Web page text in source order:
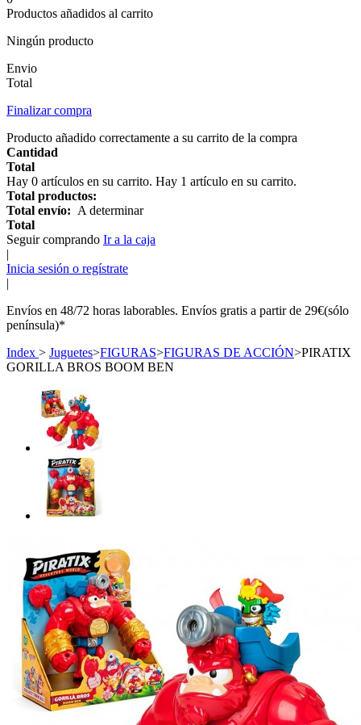
Productos añadidos al carrito
Ningún producto
Envio
Total
Finalizar compra
Producto añadido correctamente a su carrito de la compra
Cantidad
Total
Hay 0 artículos en su carrito. Hay 1 artículo en su carrito.
Total productos:
Total envío: A determinar
Total
Seguir comprando Ir a la caja
|
Inicia sesión o regístrate
|
Envíos en 48/72 horas laborables. Envíos gratis a partir de 29€(sólo
península)*
Index > Juguetes>FIGURAS>FIGURAS DE ACCIÓN>PIRATIX
GORILLA BROS BOOM BEN